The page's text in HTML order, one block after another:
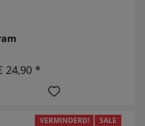
24,90 *
VERMINDERD! SALE